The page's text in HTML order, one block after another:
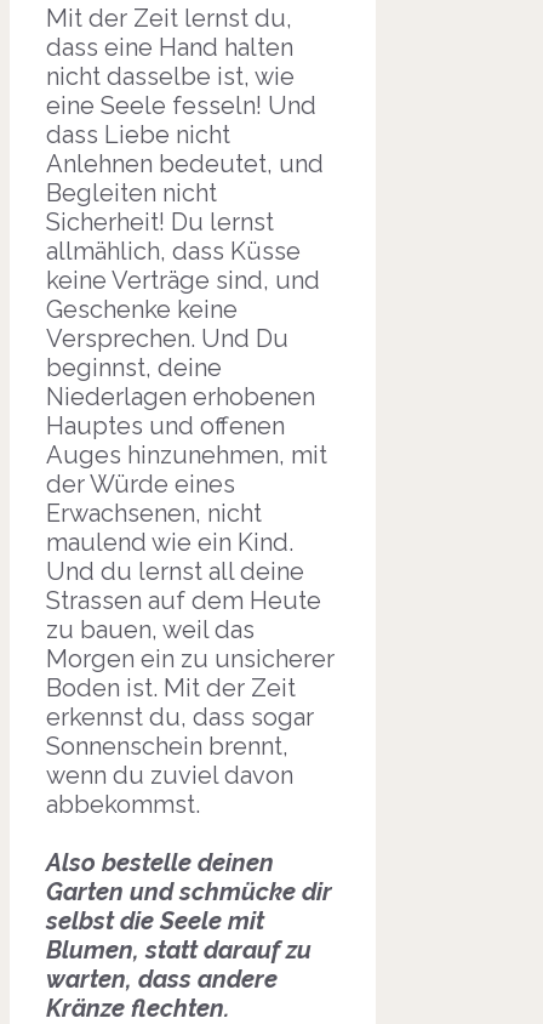
Mit der Zeit lernst du,
dass eine Hand halten
nicht dasselbe ist, wie
eine Seele fesseln! Und
dass Liebe nicht
Anlehnen bedeutet, und
Begleiten nicht
Sicherheit! Du lernst
allmählich, dass Küsse
keine Verträge sind, und
Geschenke keine
Versprechen. Und Du
beginnst, deine
Niederlagen erhobenen
Hauptes und offenen
Auges hinzunehmen, mit
der Würde eines
Erwachsenen, nicht
maulend wie ein Kind.
Und du lernst all deine
Strassen auf dem Heute
zu bauen, weil das
Morgen ein zu unsicherer
Boden ist. Mit der Zeit
erkennst du, dass sogar
Sonnenschein brennt,
wenn du zuviel davon
abbekommst.
Also bestelle deinen
Garten und schmücke dir
selbst die Seele mit
Blumen, statt darauf zu
warten, dass andere
Kränze flechten.